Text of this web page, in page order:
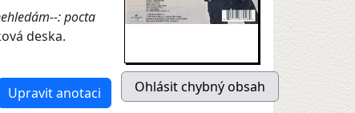
: pocta
deska.
Upravit anotaci